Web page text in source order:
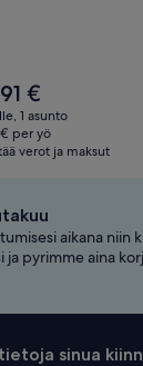
€
€
1 asunto
per yö
verot ja maksut
aikana niin
ja pyrimme aina
sinua